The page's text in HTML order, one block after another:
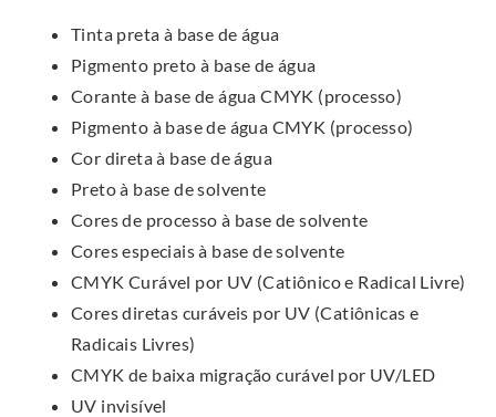
Tinta preta à base de água
Pigmento preto à base de água
Corante à base de água CMYK (processo)
Pigmento à base de água CMYK (processo)
Cor direta à base de água
Preto à base de solvente
Cores de processo à base de solvente
Cores especiais à base de solvente
CMYK Curável por UV (Catiônico e Radical Livre)
Cores diretas curáveis por UV (Catiônicas e
Radicais Livres)
CMYK de baixa migração curável por UV/LED
UV invisível